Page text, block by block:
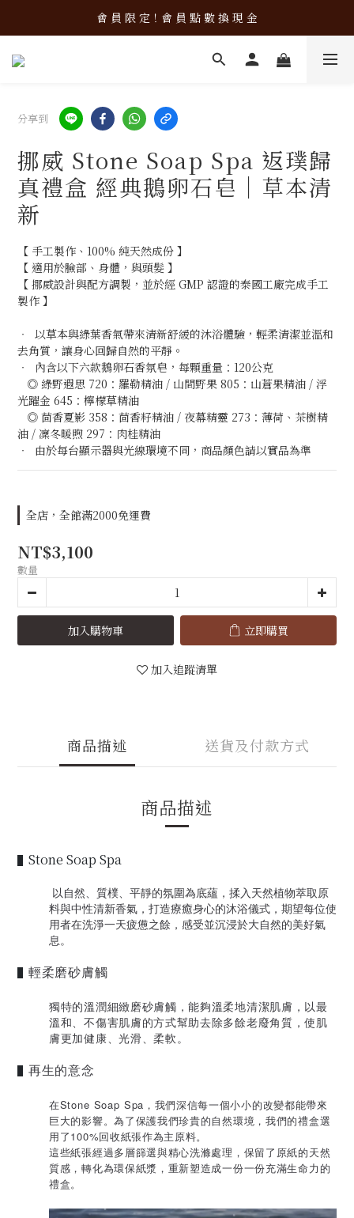
加 入 會 員 立 即 使 用 購 物 金 ！
會 員 限 定！會 員 點 數 換 現 金
加 入 會 員 立 即 使 用 購 物 金 ！
分享到
挪威 Stone Soap Spa 返璞歸
真禮盒 經典鵝卵石皂｜草本清
新
【 手工製作、100% 純天然成份 】
【 適用於臉部、身體，與頭髮 】
【 挪威設計與配方調製，並於經 GMP 認證的泰國工廠完成手工
製作 】
‧  以草本與綠葉香氣帶來清新舒緩的沐浴體驗，輕柔清潔並溫和
去角質，讓身心回歸自然的平靜。
‧  內含以下六款鵝卵石香氛皂，每顆重量：120公克
光躍金 645：檸檬草精油
油 / 凜冬暖煦 297：肉桂精油
‧  由於每台顯示器與光線環境不同，商品顏色請以實品為準
全店，全館滿2000免運費
NT$3,100
數量
加入購物車 立即購買
加入追蹤清單
商品描述 送貨及付款方式
商品描述
▌ Stone Soap Spa
以自然、質樸、平靜的氛圍為底蘊，揉入天然植物萃取原
料與中性清新香氣，打造療癒身心的沐浴儀式，期望每位使
用者在洗淨一天疲憊之餘，感受並沉浸於大自然的美好氣
息。
▌ 輕柔磨砂膚觸
獨特的溫潤細緻磨砂膚觸，能夠溫柔地清潔肌膚，以最
溫和、不傷害肌膚的方式幫助去除多餘老廢角質，使肌
膚更加健康、光滑、柔軟。
▌ 再生的意念
在Stone Soap Spa，我們深信每一個小小的改變都能帶來
巨大的影響。為了保護我們珍貴的自然環境，我們的禮盒選
用了100%回收紙張作為主原料。
這些紙張經過多層篩選與精心洗滌處理，保留了原紙的天然
質感，轉化為環保紙漿，重新塑造成一份一份充滿生命力的
禮盒。